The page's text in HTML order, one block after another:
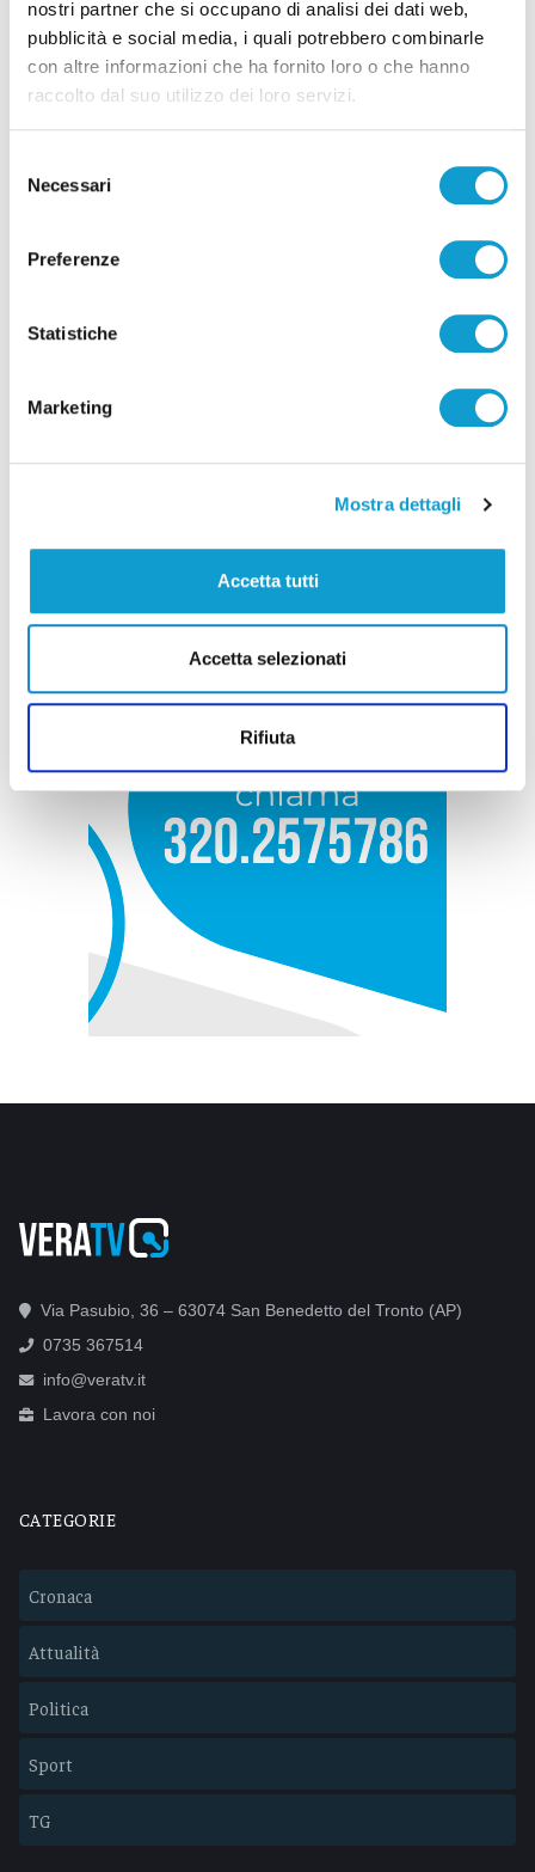
nostri partner che si occupano di analisi dei dati web,
pubblicità e social media, i quali potrebbero combinarle
con altre informazioni che ha fornito loro o che hanno
raccolto dal suo utilizzo dei loro servizi.
delNecessari
Preferenze
Statistiche
Marketing
Mostra dettagli
Accetta tutti
Accetta selezionati
Rifiuta
Via Pasubio, 36 – 63074 San Benedetto del Tronto (AP)
0735 367514
info@veratv.it
Lavora con noi
CATEGORIE
Cronaca
Attualità
Politica
Sport
TG